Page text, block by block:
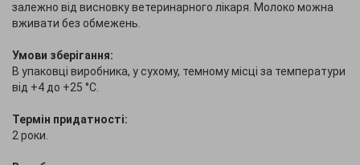
залежно від висновку ветеринарного лікаря. Молоко можна
вживати без обмежень.
Умови зберігання:
В упаковці виробника, у сухому, темному місці за температури
від +4 до +25 °С.
Термін придатності:
2 роки.